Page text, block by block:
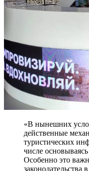
«В нынешних
действенные
туристических
числе
Особенно это
законодательства